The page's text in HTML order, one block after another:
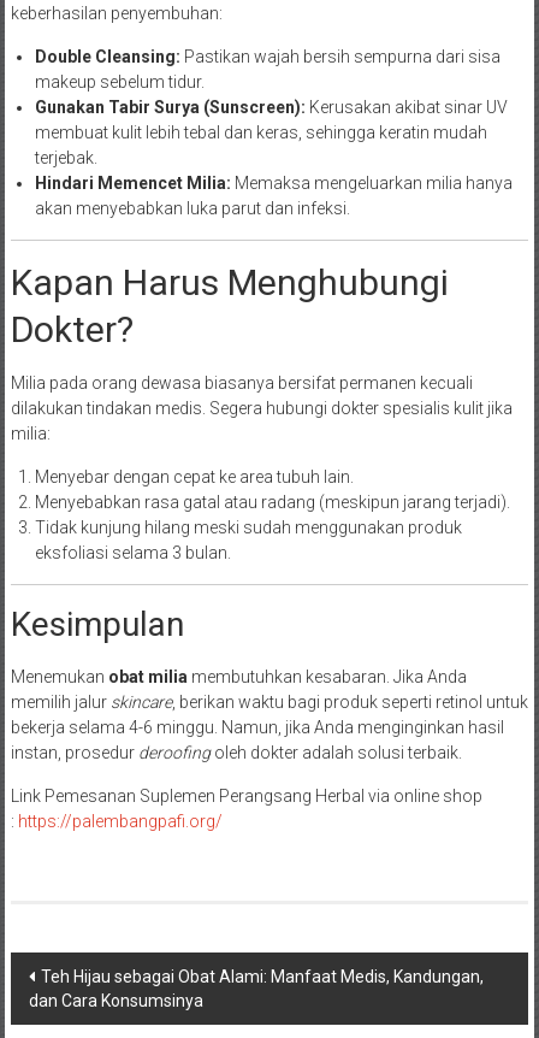
keberhasilan penyembuhan:
Double Cleansing: Pastikan wajah bersih sempurna dari sisa
makeup sebelum tidur.
Gunakan Tabir Surya (Sunscreen): Kerusakan akibat sinar UV
membuat kulit lebih tebal dan keras, sehingga keratin mudah
terjebak.
Hindari Memencet Milia: Memaksa mengeluarkan milia hanya
akan menyebabkan luka parut dan infeksi.
Kapan Harus Menghubungi
Dokter?
Milia pada orang dewasa biasanya bersifat permanen kecuali
dilakukan tindakan medis. Segera hubungi dokter spesialis kulit jika
milia:
Menyebar dengan cepat ke area tubuh lain.
Menyebabkan rasa gatal atau radang (meskipun jarang terjadi).
Tidak kunjung hilang meski sudah menggunakan produk
eksfoliasi selama 3 bulan.
Kesimpulan
Menemukan obat miliamembutuhkan kesabaran. Jika Anda
memilih jalur skincare, berikan waktu bagi produk seperti retinol untuk
bekerja selama 4-6 minggu. Namun, jika Anda menginginkan hasil
instan, prosedur deroofingoleh dokter adalah solusi terbaik.
Link Pemesanan Suplemen Perangsang Herbal via online shop
: https://palembangpafi.org/
Navigasi
pos
Teh Hijau sebagai Obat Alami: Manfaat Medis, Kandungan,
dan Cara Konsumsinya